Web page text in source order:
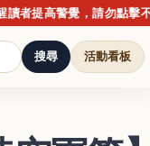
警覺，請勿點擊不明連
搜尋 活動看板